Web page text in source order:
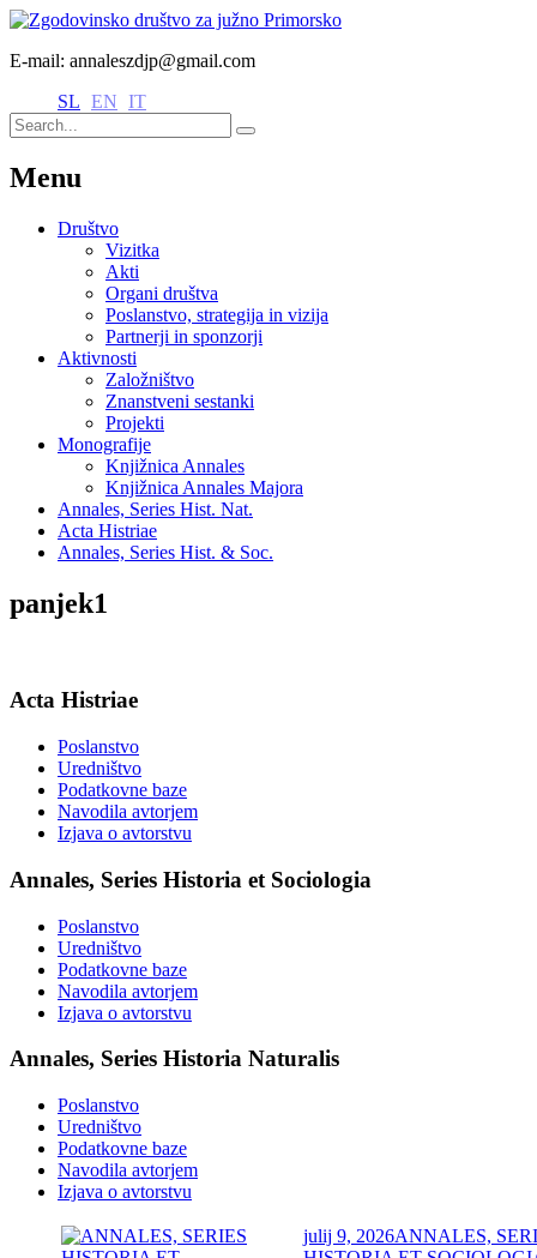
E-mail: annaleszdjp@gmail.com
SL EN IT
Menu
Društvo
Vizitka
Akti
Organi društva
Poslanstvo, strategija in vizija
Partnerji in sponzorji
Aktivnosti
Založništvo
Znanstveni sestanki
Projekti
Monografije
Knjižnica Annales
Knjižnica Annales Majora
Annales, Series Hist. Nat.
Acta Histriae
Annales, Series Hist. & Soc.
panjek1
Acta Histriae
Poslanstvo
Uredništvo
Podatkovne baze
Navodila avtorjem
Izjava o avtorstvu
Annales, Series Historia et Sociologia
Poslanstvo
Uredništvo
Podatkovne baze
Navodila avtorjem
Izjava o avtorstvu
Annales, Series Historia Naturalis
Poslanstvo
Uredništvo
Podatkovne baze
Navodila avtorjem
Izjava o avtorstvu
julij 9, 2026ANNALES,